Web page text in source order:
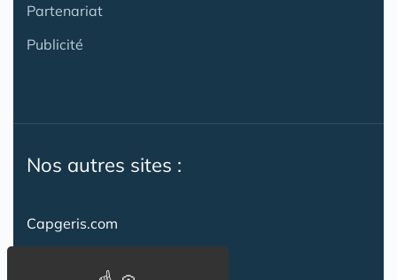
Partenariat
Publicité
Nos autres sites :
Capgeris.com